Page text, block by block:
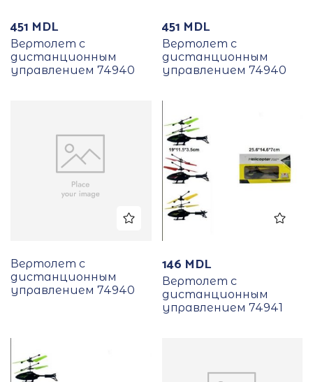
451 MDL
Вертолет с
дистанционным
управлением 74940
451 MDL
Вертолет с
дистанционным
управлением 74940
Вертолет с
дистанционным
управлением 74940
146 MDL
Вертолет с
дистанционным
управлением 74941